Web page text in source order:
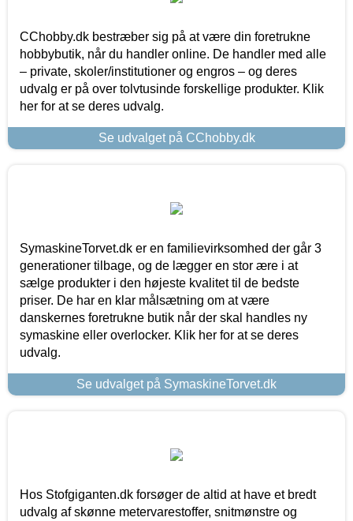
CChobby.dk bestræber sig på at være din foretrukne
hobbybutik, når du handler online. De handler med alle
– private, skoler/institutioner og engros – og deres
udvalg er på over tolvtusinde forskellige produkter. Klik
her for at se deres udvalg.
Se udvalget på CChobby.dk
SymaskineTorvet.dk er en familievirksomhed der går 3
generationer tilbage, og de lægger en stor ære i at
sælge produkter i den højeste kvalitet til de bedste
priser. De har en klar målsætning om at være
danskernes foretrukne butik når der skal handles ny
symaskine eller overlocker. Klik her for at se deres
udvalg.
Se udvalget på SymaskineTorvet.dk
Hos Stofgiganten.dk forsøger de altid at have et bredt
udvalg af skønne metervarestoffer, snitmønstre og